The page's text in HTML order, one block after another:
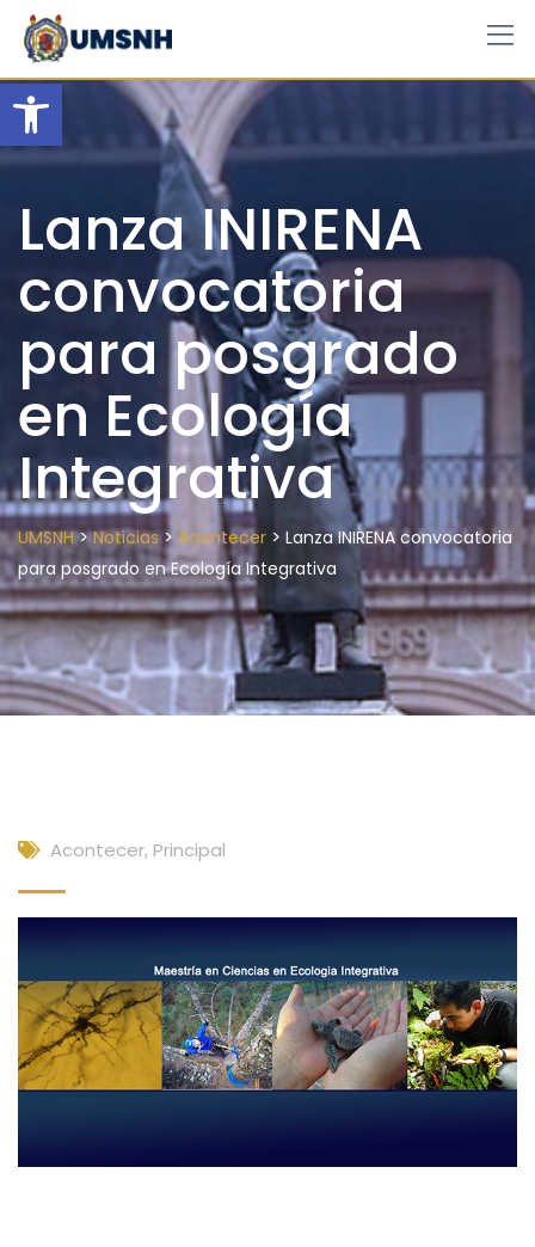
Open toolbar
Skip
content
Lanza INIRENA
convocatoria
para posgrado
en Ecología
Integrativa
UMSNH>Noticias> Acontecer > Lanza INIRENA convocatoria
para posgrado en Ecología Integrativa
Acontecer, Principal